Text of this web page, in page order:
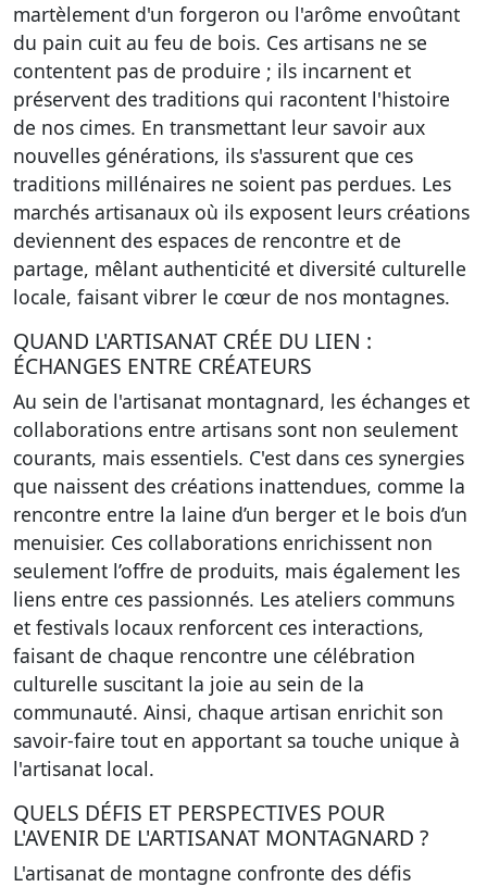
martèlement d'un forgeron ou l'arôme envoûtant
du pain cuit au feu de bois. Ces artisans ne se
contentent pas de produire ; ils incarnent et
préservent des traditions qui racontent l'histoire
de nos cimes. En transmettant leur savoir aux
nouvelles générations, ils s'assurent que ces
traditions millénaires ne soient pas perdues. Les
marchés artisanaux où ils exposent leurs créations
deviennent des espaces de rencontre et de
partage, mêlant authenticité et diversité culturelle
locale, faisant vibrer le cœur de nos montagnes.
QUAND L'ARTISANAT CRÉE DU LIEN :
ÉCHANGES ENTRE CRÉATEURS
Au sein de l'artisanat montagnard, les échanges et
collaborations entre artisans sont non seulement
courants, mais essentiels. C'est dans ces synergies
que naissent des créations inattendues, comme la
rencontre entre la laine d’un berger et le bois d’un
menuisier. Ces collaborations enrichissent non
seulement l’offre de produits, mais également les
liens entre ces passionnés. Les ateliers communs
et festivals locaux renforcent ces interactions,
faisant de chaque rencontre une célébration
culturelle suscitant la joie au sein de la
communauté. Ainsi, chaque artisan enrichit son
savoir-faire tout en apportant sa touche unique à
l'artisanat local.
QUELS DÉFIS ET PERSPECTIVES POUR
L'AVENIR DE L'ARTISANAT MONTAGNARD ?
L'artisanat de montagne confronte des défis